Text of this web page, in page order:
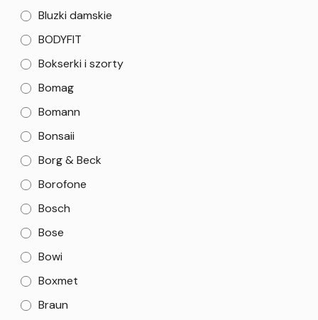
Bluzki damskie
BODYFIT
Bokserki i szorty
Bomag
Bomann
Bonsaii
Borg & Beck
Borofone
Bosch
Bose
Bowi
Boxmet
Braun